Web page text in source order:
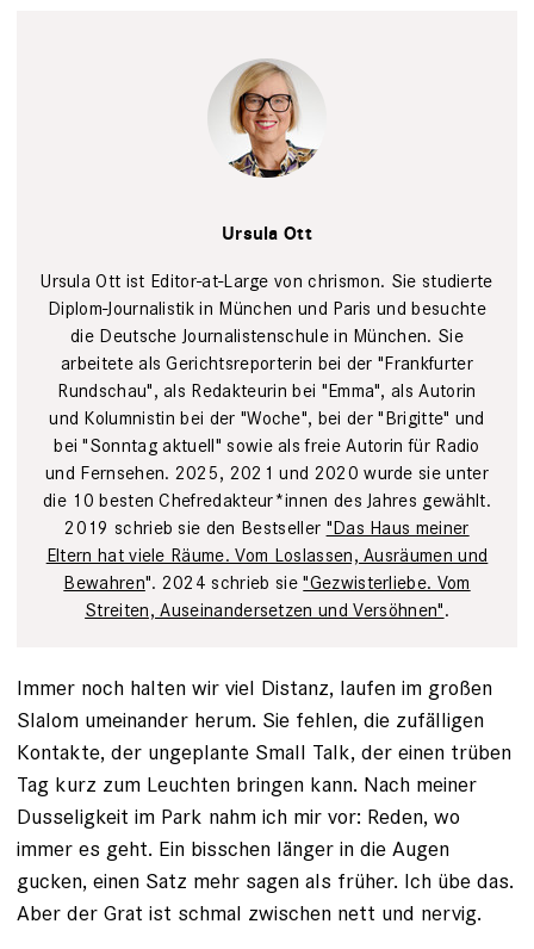
Ursula Ott
Ursula Ott ist Editor-at-Large von chrismon. Sie studierte
Diplom-Journalistik in München und Paris und besuchte
die Deutsche Journalistenschule in München. Sie
arbeitete als Gerichtsreporterin bei der "Frankfurter
Rundschau", als Redakteurin bei "Emma", als Autorin
und Kolumnistin bei der "Woche", bei der "Brigitte" und
bei "Sonntag aktuell" sowie als freie Autorin für Radio
und Fernsehen. 2025, 2021 und 2020 wurde sie unter
die 10 besten Chefredakteur*innen des Jahres gewählt.
2019 schrieb sie den Bestseller "Das Haus meiner
Eltern hat viele Räume. Vom Loslassen, Ausräumen und
Bewahren". 2024 schrieb sie"Gezwisterliebe. Vom
Streiten, Auseinandersetzen und Versöhnen".
Immer noch halten wir viel Distanz, laufen im großen
Slalom umeinander herum. Sie fehlen, die zufälligen
Kontakte, der ungeplante Small Talk, der einen trüben
Tag kurz zum Leuchten bringen kann. Nach meiner
Dusseligkeit im Park nahm ich mir vor: Reden, wo
immer es geht. Ein bisschen länger in die Augen
gucken, einen Satz mehr sagen als früher. Ich übe das.
Aber der Grat ist schmal zwischen nett und nervig.